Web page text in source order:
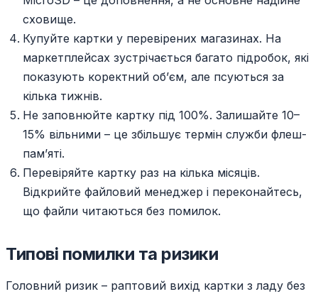
сховище.
Купуйте картки у перевірених магазинах. На
маркетплейсах зустрічається багато підробок, які
показують коректний об’єм, але псуються за
кілька тижнів.
Не заповнюйте картку під 100%. Залишайте 10–
15% вільними – це збільшує термін служби флеш-
пам’яті.
Перевіряйте картку раз на кілька місяців.
Відкрийте файловий менеджер і переконайтесь,
що файли читаються без помилок.
Типові помилки та ризики
Головний ризик – раптовий вихід картки з ладу без